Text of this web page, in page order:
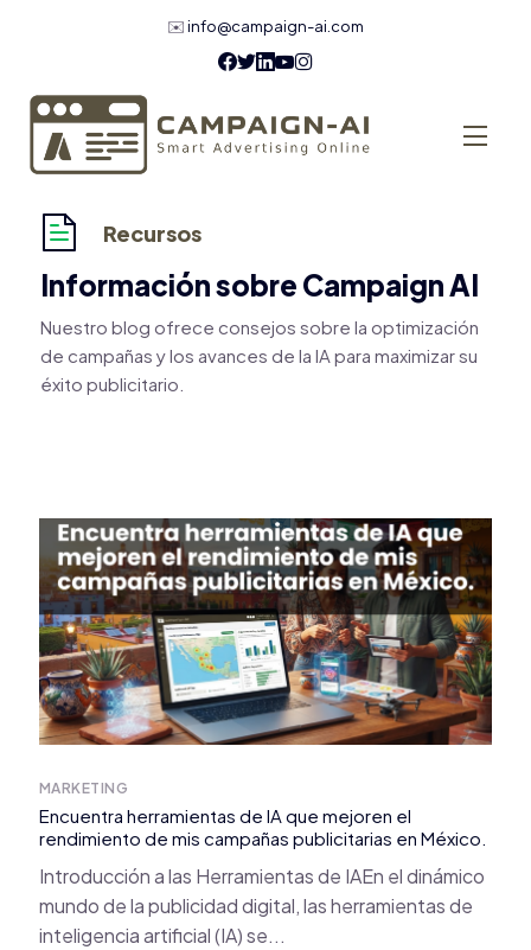
✉️info@campaign-ai.com
Recursos
Información sobre Campaign AI
Nuestro blog ofrece consejos sobre la optimización
de campañas y los avances de la IA para maximizar su
éxito publicitario.
MARKETING
Encuentra herramientas de IA que mejoren el
rendimiento de mis campañas publicitarias en México.
Introducción a las Herramientas de IAEn el dinámico
mundo de la publicidad digital, las herramientas de
inteligencia artificial (IA) se...